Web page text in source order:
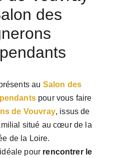
des
au Salon des
pour vous faire
de Vouvray, issus de
situé au cœur de la
de la Loire.
pour rencontrer le